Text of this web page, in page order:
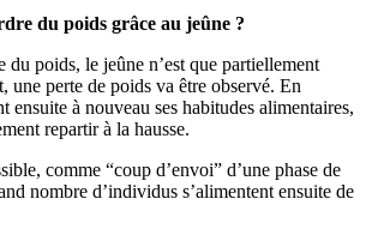
du poids grâce au jeûne ?
poids, le jeûne n’est que partiellement
une perte de poids va être observé. En
ensuite à nouveau ses habitudes alimentaires,
repartir à la hausse.
comme “coup d’envoi” d’une phase de
nombre d’individus s’alimentent ensuite de